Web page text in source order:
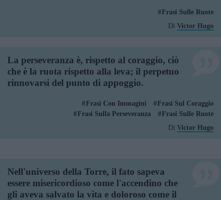
Frasi Sulle Ruote
Di Victor Hugo
La perseveranza è, rispetto al coraggio, ciò
che è la ruota rispetto alla leva; il perpetuo
rinnovarsi del punto di appoggio.
Frasi Con Immagini
Frasi Sul Coraggio
Frasi Sulla Perseveranza
Frasi Sulle Ruote
Di Victor Hugo
Nell'universo della Torre, il fato sapeva
essere misericordioso come l'accendino che
gli aveva salvato la vita e doloroso come il